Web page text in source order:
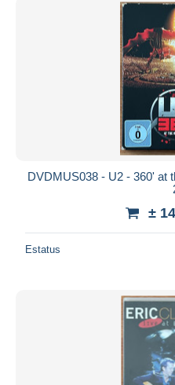
DVDMUS038 - U2 - 360' at
±
Estatus